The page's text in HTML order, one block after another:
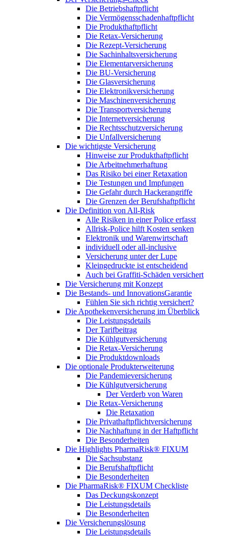
Die Betriebshaftpflicht
Die Vermögensschadenhaftpflicht
Die Produkthaftpflicht
Die Retax-Versicherung
Die Rezept-Versicherung
Die Sachinhaltsversicherung
Die Elementarversicherung
Die BU-Versicherung
Die Glasversicherung
Die Elektronikversicherung
Die Maschinenversicherung
Die Transportversicherung
Die Internetversicherung
Die Rechtsschutzversicherung
Die Unfallversicherung
Die wichtigste Versicherung
Hinweise zur Produkthaftpflicht
Die Arbeitnehmerhaftung
Das Risiko bei einer Retaxation
Die Testungen und Impfungen
Die Gefahr durch Hackerangriffe
Die Grenzen der Berufshaftpflicht
Die Definition von All-Risk
Alle Risiken in einer Police erfasst
Allrisk-Police hilft Kosten senken
Elektronik und Warenwirtschaft
individuell oder all-inclusive
Versicherung unter der Lupe
Kleingedruckte ist entscheidend
Auch bei Graffiti-Schäden versichert
Die Versicherung mit Konzept
Die Bestands- und InnovationsGarantie
Fühlen Sie sich richtig versichert?
Die Apothekenversicherung im Überblick
Die Leistungsdetails
Der Tarifbeitrag
Die Kühlgutversicherung
Die Retax-Versicherung
Die Produktdownloads
Die optionale Produkterweiterung
Die Pandemieversicherung
Die Kühlgutversicherung
Der Verderb von Waren
Die Retax-Versicherung
Die Retaxation
Die Privathaftpflichtversicherung
Die Nachhaftung in der Haftpflicht
Die Besonderheiten
Die Highlights PharmaRisk® FIXUM
Die Sachsubstanz
Die Berufshaftpflicht
Die Besonderheiten
Die PharmaRisk® FIXUM Checkliste
Das Deckungskonzept
Die Leistungsdetails
Die Besonderheiten
Die Versicherungslösung
Die Leistungsdetails